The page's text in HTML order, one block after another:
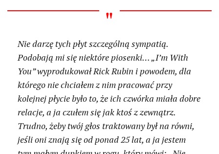
Nie darzę tych płyt szczególną sympatią.
Podobają mi się niektóre piosenki… „I’m With
You” wyprodukował Rick Rubin i powodem, dla
którego nie chciałem z nim pracować przy
kolejnej płycie było to, że ich czwórka miała dobre
relacje, a ja czułem się jak ktoś z zewnątrz.
Trudno, żeby twój głos traktowany był na równi,
jeśli oni znają się od ponad 25 lat, a ja jestem